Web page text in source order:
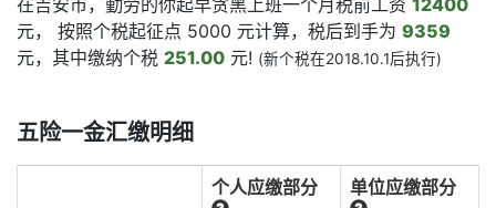
元， 按照个税起征点 5000 元计算，税后到手为 9359
元，其中缴纳个税 251.00 元! (新个税在2018.10.1后执行)
五险一金汇缴明细
个人应缴部分 单位应缴部分